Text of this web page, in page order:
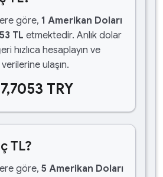
göre, 1 Amerikan Doları
TL etmektedir. Anlık dolar
hızlıca hesaplayın ve
ulaşın.
TRY
TL?
göre, 5 Amerikan Doları